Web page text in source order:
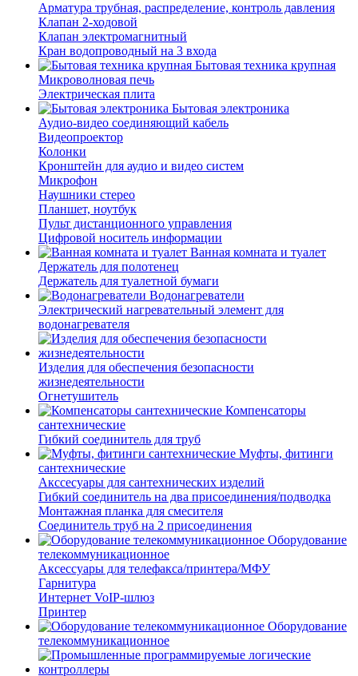
Арматура трубная, распределение, контроль давления
Клапан 2-ходовой
Клапан электромагнитный
Кран водопроводный на 3 входа
Бытовая техника крупная
Микроволновая печь
Электрическая плита
Бытовая электроника
Аудио-видео соединяющий кабель
Видеопроектор
Колонки
Кронштейн для аудио и видео систем
Микрофон
Наушники стерео
Планшет, ноутбук
Пульт дистанционного управления
Цифровой носитель информации
Ванная комната и туалет
Держатель для полотенец
Держатель для туалетной бумаги
Водонагреватели
Электрический нагревательный элемент для
водонагревателя
Изделия для обеспечения безопасности
жизнедеятельности
Огнетушитель
Компенсаторы
сантехнические
Гибкий соединитель для труб
Муфты, фитинги
сантехнические
Акссесуары для сантехнических изделий
Гибкий соединитель на два присоединения/подводка
Монтажная планка для смесителя
Соединитель труб на 2 присоединения
Оборудование
телекоммуникационное
Аксессуары для телефакса/принтера/МФУ
Гарнитура
Интернет VoIP-шлюз
Принтер
Оборудование
телекоммуникационное